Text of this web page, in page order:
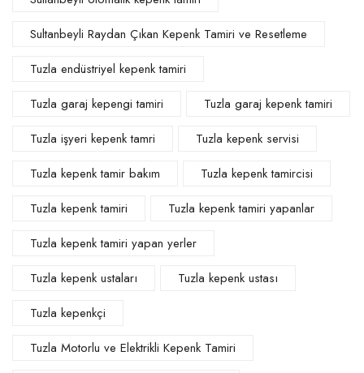
Sultanbeyli Raydan Çıkan Kepenk Tamiri ve Resetleme
Tuzla endüstriyel kepenk tamiri
Tuzla garaj kepengi tamiri
Tuzla garaj kepenk tamiri
Tuzla işyeri kepenk tamri
Tuzla kepenk servisi
Tuzla kepenk tamir bakım
Tuzla kepenk tamircisi
Tuzla kepenk tamiri
Tuzla kepenk tamiri yapanlar
Tuzla kepenk tamiri yapan yerler
Tuzla kepenk ustaları
Tuzla kepenk ustası
Tuzla kepenkçi
Tuzla Motorlu ve Elektrikli Kepenk Tamiri